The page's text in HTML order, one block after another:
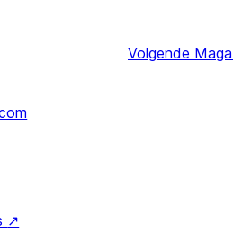
Volgende
↗